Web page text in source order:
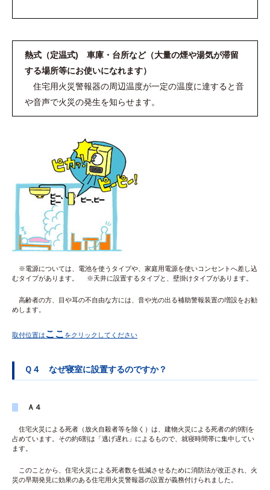
熱式（定温式) 車庫・台所など（大量の煙や湯気が滞留
する場所等にお使いになれます）
住宅用火災警報器の周辺温度が一定の温度に達すると音
や音声で火災の発生を知らせます。
※電源については、電池を使うタイプや、家庭用電源を使いコンセントへ差し込
むタイプがあります。 ※天井に設置するタイプと、壁掛けタイプがあります。
高齢者の方、目や耳の不自由な方には、音や光の出る補助警報装置の増設をお勧
めします。
取付位置はここ をクリックしてください
Ｑ４ なぜ寝室に設置するのですか？
Ａ４
住宅火災による死者（放火自殺者等を除く）は、建物火災による死者の約9割を
占めています。その約6割は「逃げ遅れ」によるもので、就寝時間帯に集中してい
ます。
このことから、住宅火災による死者数を低減させるために消防法が改正され、火
災の早期発見に効果のある住宅用火災警報器の設置が義務付けられました。